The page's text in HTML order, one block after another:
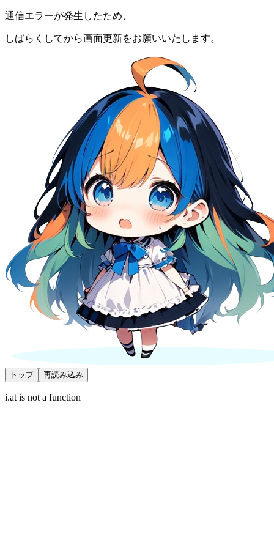
通信エラーが発生したため、
しばらくしてから画面更新をお願いいたします。
トップ 再読み込み
i.at is not a function